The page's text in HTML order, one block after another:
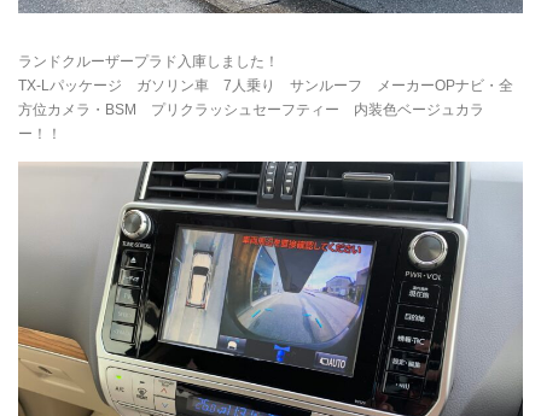
ランドクルーザープラド入庫しました！
TX-Lパッケージ ガソリン車 7人乗り サンルーフ メーカーOPナビ・全
方位カメラ・BSM プリクラッシュセーフティー 内装色ベージュカラ
ー！！